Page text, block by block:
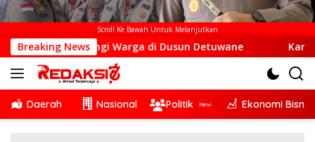
Scroll Ke Bawah Untuk Melanjutkan
Breaking NewsWarga di Dusun Detuwane Karel Lanado:
Daerah Nasional Politik Ekonomi Bisnis